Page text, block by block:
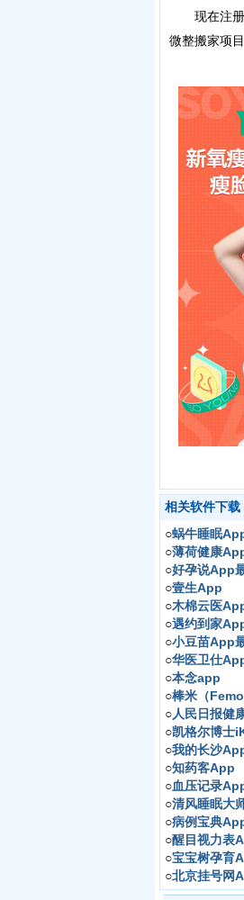
现在注册
微整搬家项
相关软件下载
○蜗牛睡眠
○薄荷健康
○好孕说App
○壹生App
○木棉云医
○遇约到家
○小豆苗App
○华医卫仕
○本念app
○棒米（
○人民日报健
○凯格尔博士
○我的长沙
○知药客App
○血压记录
○清风睡眠大
○病例宝典
○醒目视力表
○宝宝树孕育
○北京挂号网